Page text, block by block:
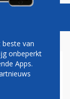
van
onbeperkt
Apps.